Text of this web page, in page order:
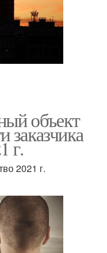
объект
заказчика
г.
2021 г.